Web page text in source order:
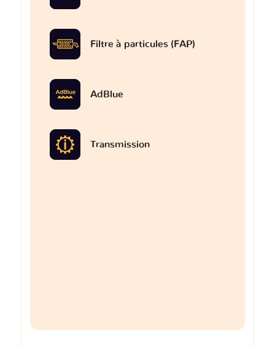
Filtre à particules (FAP)
AdBlue
Transmission